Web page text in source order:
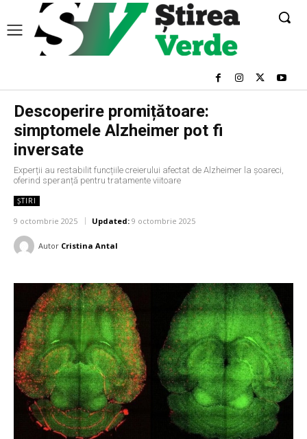
Descoperire promițătoare:
simptomele Alzheimer pot fi
inversate
Experții au restabilit funcțiile creierului afectat de Alzheimer la șoareci,
oferind speranță pentru tratamente viitoare
ȘTIRI
9 octombrie 2025 Updated: 9 octombrie 2025
Autor Cristina Antal